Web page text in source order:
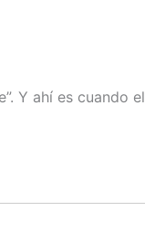
Y ahí es cuando el